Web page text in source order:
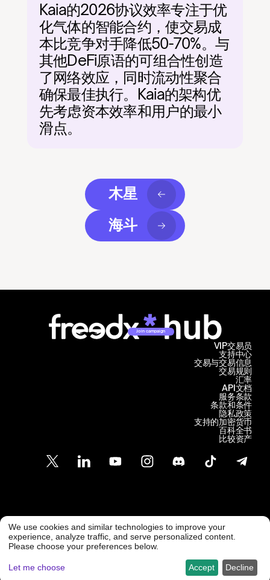
Kaia的2026协议效率专注于优
化气体的智能合约，使交易成
本比竞争对手降低50-70%。与
其他DeFi原语的可组合性创造
了网络效应，同时流动性聚合
确保最佳执行。Kaia的架构优
先考虑资本效率和用户的最小
滑点。
木星
海斗
Join campaign
支持中心
交易与交易信息
VIP交易员
交易规则
汇率
API文档
服务条款
条款和条件
隐私政策
支持的加密货币
百科全书
比较资产
客户支持
support@freedx.com @ Freedx 2026
We use cookies and similar technologies to improve your
experience, analyze traffic, and serve personalized content.
Please choose your preferences below.
Let me choose Decline
Accept